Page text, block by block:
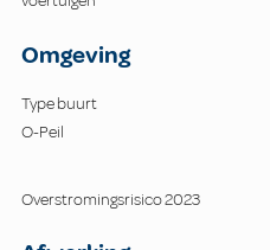
Omgeving
Type buurt
O-Peil
Overstromingsrisico 2023